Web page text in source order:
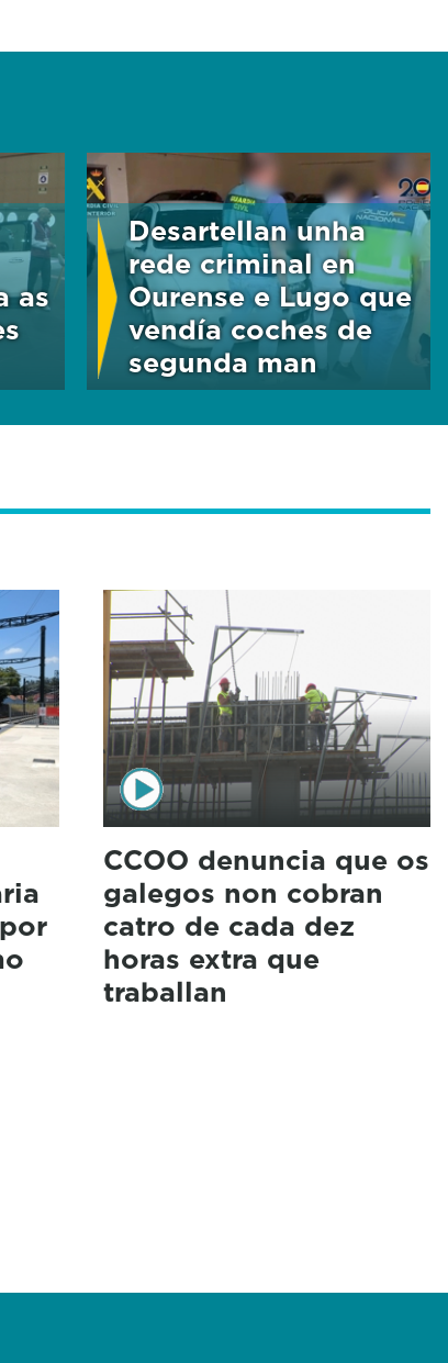
as
Desartellan unha
rede criminal en
Ourense e Lugo que
vendía coches de
segunda man
CCOO denuncia que os
galegos non cobran
catro de cada dez
horas extra que
traballan